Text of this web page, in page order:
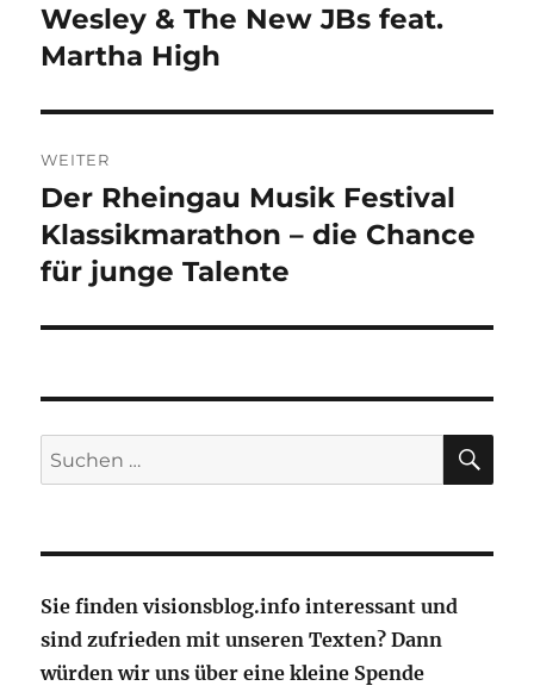
Beitrag:
Wesley & The New JBs feat.
Martha High
WEITER
Nächster
Beitrag:
Der Rheingau Musik Festival
Klassikmarathon – die Chance
für junge Talente
Suche
nach:
Sie finden visionsblog.info interessant und
sind zufrieden mit unseren Texten? Dann
würden wir uns über eine kleine Spende